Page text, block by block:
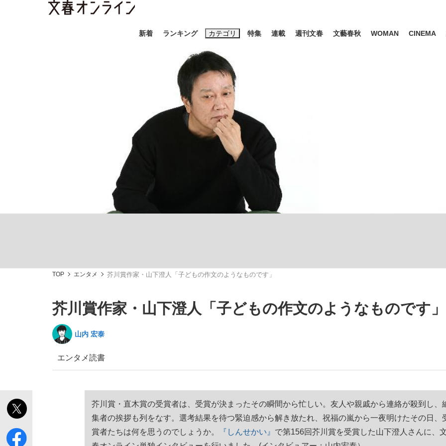
新着 ランキング カテゴリ
ニュース
「90%は失敗する。でも…」本田圭佑が初めて明かした日本代表監督に... 「最悪の空気のまま解散
「敗因分析は一切聞かれなかった」侍ジャパン選手が証言した“NPB聞... 「クマが悪者扱いされてい
「目標達成できなかったからと言って…」サッカー日本代表・森保一監督...
特集
終戦から81年
キングの誕生を、目撃せよ。
the Style
もっと見る
連載 週刊文春 文藝春秋 WOMAN CINEMA
おすすめのキーワードタグ一覧
#藤田晋 #三山凌輝 #高市早苗
#玉木雄一郎
#亀和田武
TOP エンタメ 芥川賞作家・山下澄人「子どもの作文のようなものです」
芥川賞作家・山下澄人「子どもの作文のようなものです」
山内 宏泰
エンタメ読書
芥川賞・直木賞の受賞者は、受賞が決まったその瞬間から忙しい。友人や親戚から連絡が殺到し、
集者の挨拶も列をなす。選考結果を待つ緊迫感から解き放たれ、祝福の嵐から一夜明けたその日、
賞者たちは何を思うのでしょうか。
『しんせかい』 で第156回芥川賞を受賞した山下澄人さんに、